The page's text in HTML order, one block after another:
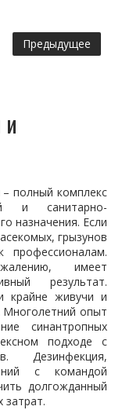
Предыдущее
– полный комплекс
и санитарно-
назначения. Если
грызунов
имеет
результат.
крайне живучи и
Многолетний опыт
синантропных
подходе с
Дезинфекция,
с командой
долгожданный
затрат.